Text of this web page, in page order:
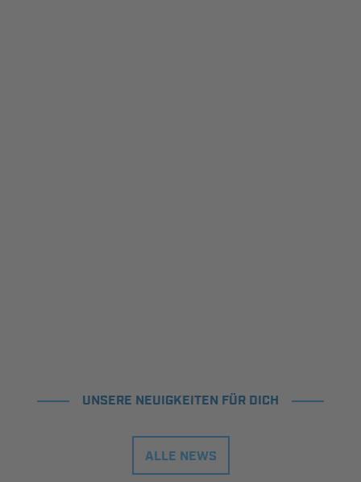
UNSERE NEUIGKEITEN FÜR DICH
ALLE NEWS